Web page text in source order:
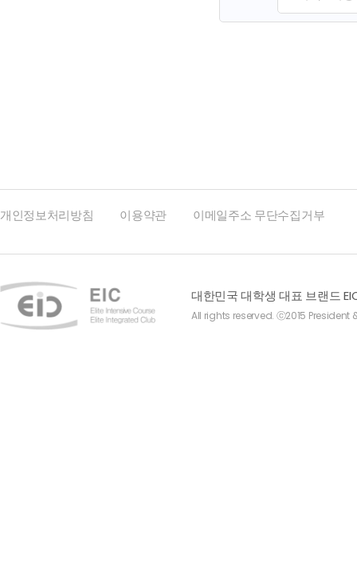
개인정보처리방침 이용약관 이메일주소 무단수집거부
대한민국 대학생 대표 브랜드
All rights reserved. ⓒ2015